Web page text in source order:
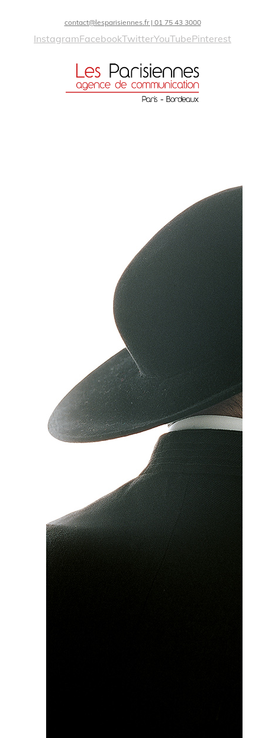
contact@lesparisiennes.fr | 01 75 43 3000
InstagramFacebookTwitterYouTubePinterest